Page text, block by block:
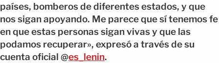
países, bomberos de diferentes estados, y que
nos sigan apoyando. Me parece que sí tenemos fe
en que estas personas sigan vivas y que las
podamos recuperar», expresó a través de su
cuenta oficial @es_lenin.